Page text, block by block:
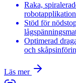
Raka,
Stöd för
Optimerad
och
Läs mer